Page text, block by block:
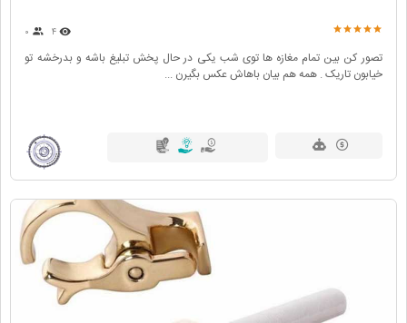
۴
تصور کن بین تمام مغازه ها توی شب یکی در حال پخش تبلیغ باشه و بدرخشه تو
خیابون تاریک . همه هم بیان باهاش عکس بگیرن ...